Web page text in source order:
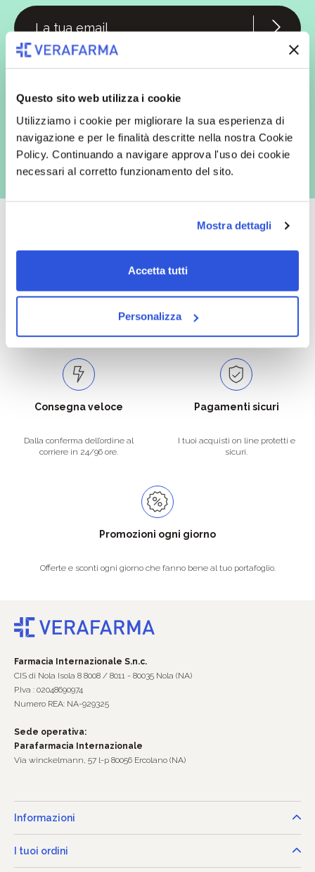
Questo sito web utilizza i cookie
Utilizziamo i cookie per migliorare la sua esperienza di
navigazione e per le finalità descritte nella nostra Cookie
Policy. Continuando a navigare approva l'uso dei cookie
necessari al corretto funzionamento del sito.
Mostra dettagli
Accetta tutti
Personalizza
In qualità di interessato, avendo letto l’informativa
redatta ai sensi del Regolamento EU 2016/679, acconsento
marketing (con modalità telematiche - quali ad es. newsletter ed e-mail
es. posta cartacea)
Oltre 50.000 prodotti
Catalogo prodotti ampio e completo
per soddisfare tutte le esigenze.
Spedizione gratuita
Con un acquisto minimo di 29.90 €
la spedizione la regaliamo noi.
Spedizioni in tutta Europa a 20€.
Consegna veloce
Dalla conferma dell’ordine al
corriere in 24/96 ore.
Pagamenti sicuri
I tuoi acquisti on line protetti e
sicuri.
Promozioni ogni giorno
Offerte e sconti ogni giorno che fanno bene al tuo portafoglio.
Farmacia Internazionale S.n.c.
CIS di Nola Isola 8 8008 / 8011 - 80035 Nola (NA)
P.Iva : 02048690974
Numero REA: NA-929325
Sede operativa:
Parafarmacia Internazionale
Via winckelmann, 57 l-p 80056 Ercolano (NA)
Informazioni
I tuoi ordini